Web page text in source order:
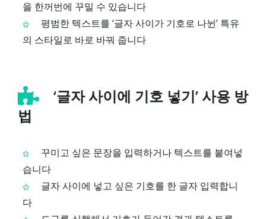
을 한꺼번에 꾸밀 수 있습니다
평범한 텍스트를 ‘글자 사이가 기호로 나뉜’ 특유
의 스타일로 바로 바꿔 줍니다
‘글자 사이에 기호 넣기’ 사용 방
법
꾸미고 싶은 문장을 입력하거나 텍스트를 붙여넣
습니다
글자 사이에 넣고 싶은 기호를 한 글자 입력합니
다